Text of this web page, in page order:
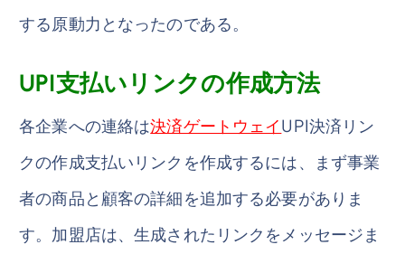
する原動力となったのである。
UPI支払いリンクの作成方法
各企業への連絡は決済ゲートウェイUPI決済リン
クの作成支払いリンクを作成するには、まず事業
者の商品と顧客の詳細を追加する必要がありま
す。加盟店は、生成されたリンクをメッセージま